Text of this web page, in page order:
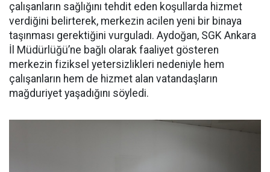
çalışanların sağlığını tehdit eden koşullarda hizmet
verdiğini belirterek, merkezin acilen yeni bir binaya
taşınması gerektiğini vurguladı. Aydoğan, SGK Ankara
İl Müdürlüğü’ne bağlı olarak faaliyet gösteren
merkezin fiziksel yetersizlikleri nedeniyle hem
çalışanların hem de hizmet alan vatandaşların
mağduriyet yaşadığını söyledi.